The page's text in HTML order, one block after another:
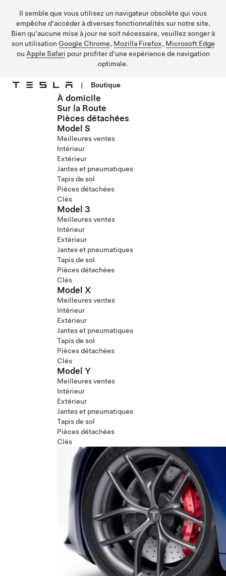
Il semble que vous utilisez un navigateur obsolète qui vous
empêche d'accéder à diverses fonctionnalités sur notre site.
Bien qu'aucune mise à jour ne soit nécessaire, veuillez songer à
son utilisation Google Chrome, Mozilla Firefox, Microsoft Edge
ou Apple Safari pour profiter d'une expérience de navigation
optimale.
Passer au contenu principal
| Boutique
À domicile
Sur la Route
Pièces détachées
Model S
Meilleures ventes
Intérieur
Extérieur
Jantes et pneumatiques
Tapis de sol
Pièces détachées
Clés
Model 3
Meilleures ventes
Intérieur
Extérieur
Jantes et pneumatiques
Tapis de sol
Pièces détachées
Clés
Model X
Meilleures ventes
Intérieur
Extérieur
Jantes et pneumatiques
Tapis de sol
Pièces détachées
Clés
Model Y
Meilleures ventes
Intérieur
Extérieur
Jantes et pneumatiques
Tapis de sol
Pièces détachées
Clés